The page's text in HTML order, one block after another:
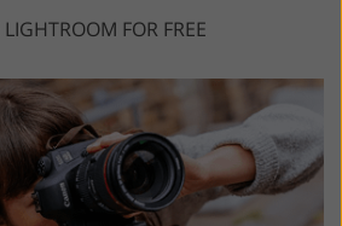
FOR FREE